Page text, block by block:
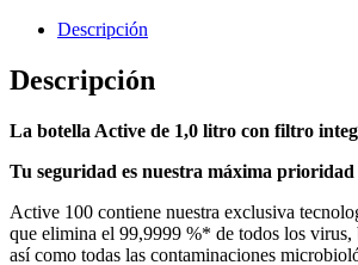
Descripción
Descripción
La botella Active de 1,0 litro con filtro
Tu seguridad es nuestra máxima prioridad
Active 100 contiene nuestra exclusiva
que elimina el 99,9999 %* de todos los virus,
así como todas las contaminaciones